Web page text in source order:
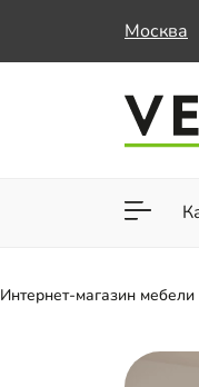
Москва
Интернет-магазин мебели